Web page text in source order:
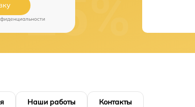
Наши работы Контакты